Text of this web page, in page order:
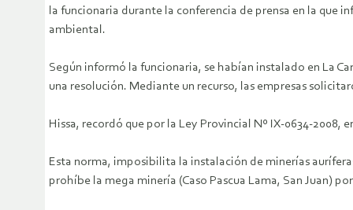
la funcionaria durante la conferencia de prensa en la
ambiental.
Según informó la funcionaria, se habían instalado en La
una resolución. Mediante un recurso, las empresas
Hissa, recordó que por la Ley Provincial Nº IX-0634-2008,
Esta norma, imposibilita la instalación de minerías
prohíbe la mega minería (Caso Pascua Lama, San Juan)